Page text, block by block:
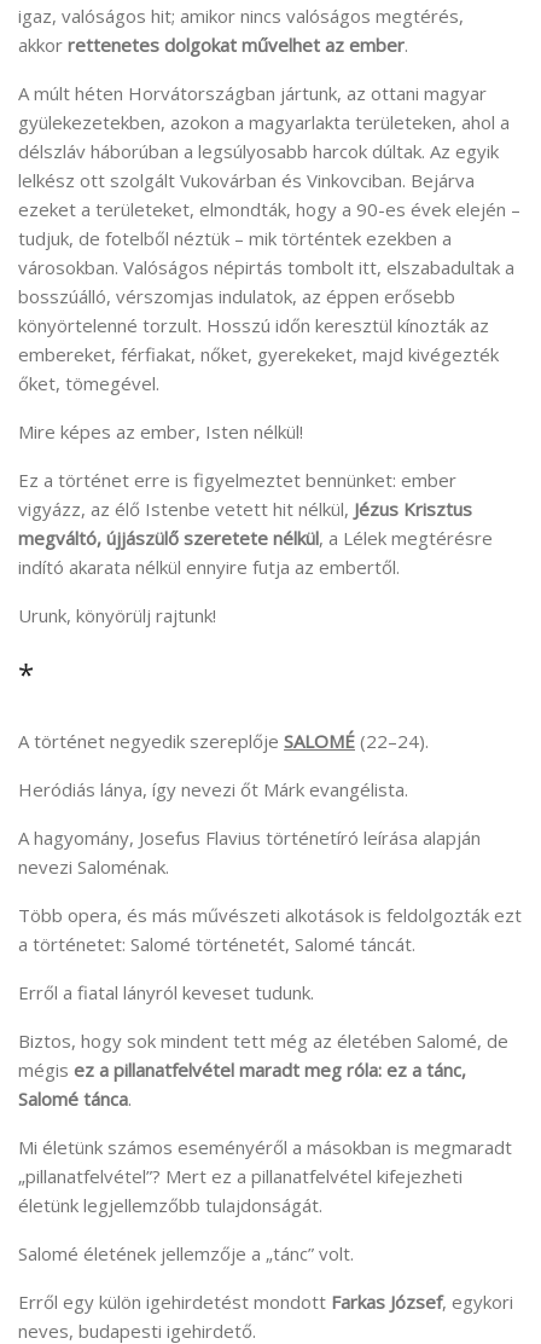
igaz, valóságos hit; amikor nincs valóságos megtérés,
akkor rettenetes dolgokat művelhet az ember.
A múlt héten Horvátországban jártunk, az ottani magyar
gyülekezetekben, azokon a magyarlakta területeken, ahol a
délszláv háborúban a legsúlyosabb harcok dúltak. Az egyik
lelkész ott szolgált Vukovárban és Vinkovciban. Bejárva
ezeket a területeket, elmondták, hogy a 90-es évek elején –
tudjuk, de fotelből néztük – mik történtek ezekben a
városokban. Valóságos népirtás tombolt itt, elszabadultak a
bosszúálló, vérszomjas indulatok, az éppen erősebb
könyörtelenné torzult. Hosszú időn keresztül kínozták az
embereket, férfiakat, nőket, gyerekeket, majd kivégezték
őket, tömegével.
Mire képes az ember, Isten nélkül!
Ez a történet erre is figyelmeztet bennünket: ember
vigyázz, az élő Istenbe vetett hit nélkül, Jézus Krisztus
megváltó, újjászülő szeretete nélkül, a Lélek megtérésre
indító akarata nélkül ennyire futja az embertől.
Urunk, könyörülj rajtunk!
*
A történet negyedik szereplője SALOMÉ (22–24).
Heródiás lánya, így nevezi őt Márk evangélista.
A hagyomány, Josefus Flavius történetíró leírása alapján
nevezi Saloménak.
Több opera, és más művészeti alkotások is feldolgozták ezt
a történetet: Salomé történetét, Salomé táncát.
Erről a fiatal lányról keveset tudunk.
Biztos, hogy sok mindent tett még az életében Salomé, de
mégis ez a pillanatfelvétel maradt meg róla: ez a tánc,
Salomé tánca.
Mi életünk számos eseményéről a másokban is megmaradt
„pillanatfelvétel”? Mert ez a pillanatfelvétel kifejezheti
életünk legjellemzőbb tulajdonságát.
Salomé életének jellemzője a „tánc” volt.
Erről egy külön igehirdetést mondott Farkas József, egykori
neves, budapesti igehirdető.